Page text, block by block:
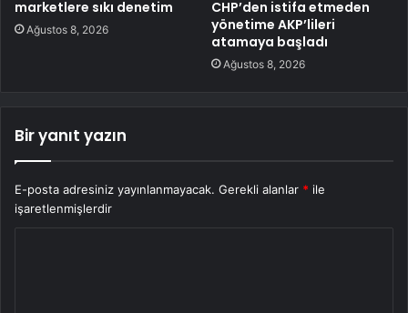
marketlere sıkı denetim
Ağustos 8, 2026
CHP’den istifa etmeden
yönetime AKP’lileri
atamaya başladı
Ağustos 8, 2026
Bir yanıt yazın
E-posta adresiniz yayınlanmayacak. Gerekli alanlar * ile
işaretlenmişlerdir